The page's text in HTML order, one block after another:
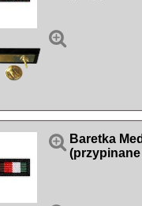

 Baretka